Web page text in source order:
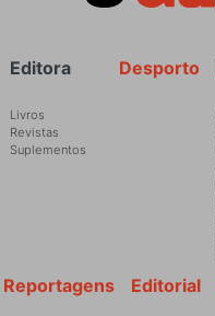
Rodapé Desporto
Editora
Livros
Revistas
Suplementos
Editorial
Reportagens